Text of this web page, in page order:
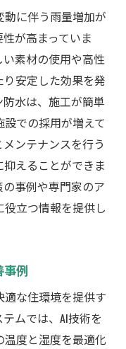
に伴う雨量増加が
が高まっていま
素材の使用や高性
安定した効果を発
水は、施工が簡単
での採用が増えて
ンテナンスを行う
えることができま
事例や専門家のア
立つ情報を提供し
事例
な住環境を提供す
ムでは、AI技術を
度と湿度を最適化